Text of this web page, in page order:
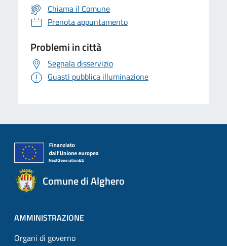
Chiama il Comune
Prenota appuntamento
Problemi in città
Segnala disservizio
Guasti pubblica illuminazione
Comune di Alghero
AMMINISTRAZIONE
Organi di governo